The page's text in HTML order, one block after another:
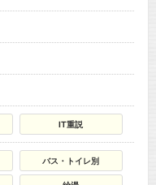
IT重説
バス・トイレ別